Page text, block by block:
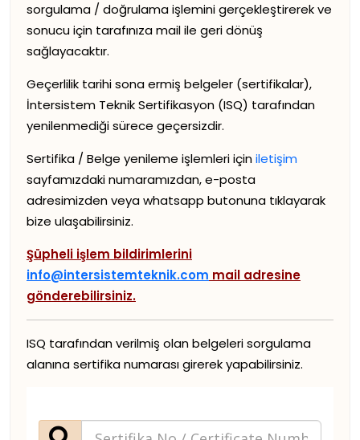
sorgulama / doğrulama işlemini gerçekleştirerek ve
sonucu için tarafınıza mail ile geri dönüş
sağlayacaktır.
Geçerlilik tarihi sona ermiş belgeler (sertifikalar),
İntersistem Teknik Sertifikasyon (ISQ) tarafından
yenilenmediği sürece geçersizdir.
Sertifika / Belge yenileme işlemleri içiniletişim
sayfamızdaki numaramızdan, e-posta
adresimizden veya whatsapp butonuna tıklayarak
bize ulaşabilirsiniz.
Şüpheli işlem bildirimlerini
info@intersistemteknik.com mail adresine
gönderebilirsiniz.
ISQ tarafından verilmiş olan belgeleri sorgulama
alanına sertifika numarası girerek yapabilirsiniz.